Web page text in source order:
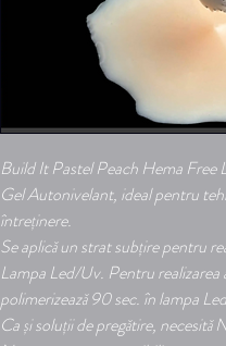
Build It Pastel Peach Hema Free
Gel Autonivelant, ideal pentru
întreținere.
Se aplică un strat subțire pentru
Lampa Led/Uv. Pentru realizarea
polimerizează 90 sec. în lampa
Ca și soluții de pregătire, necesită